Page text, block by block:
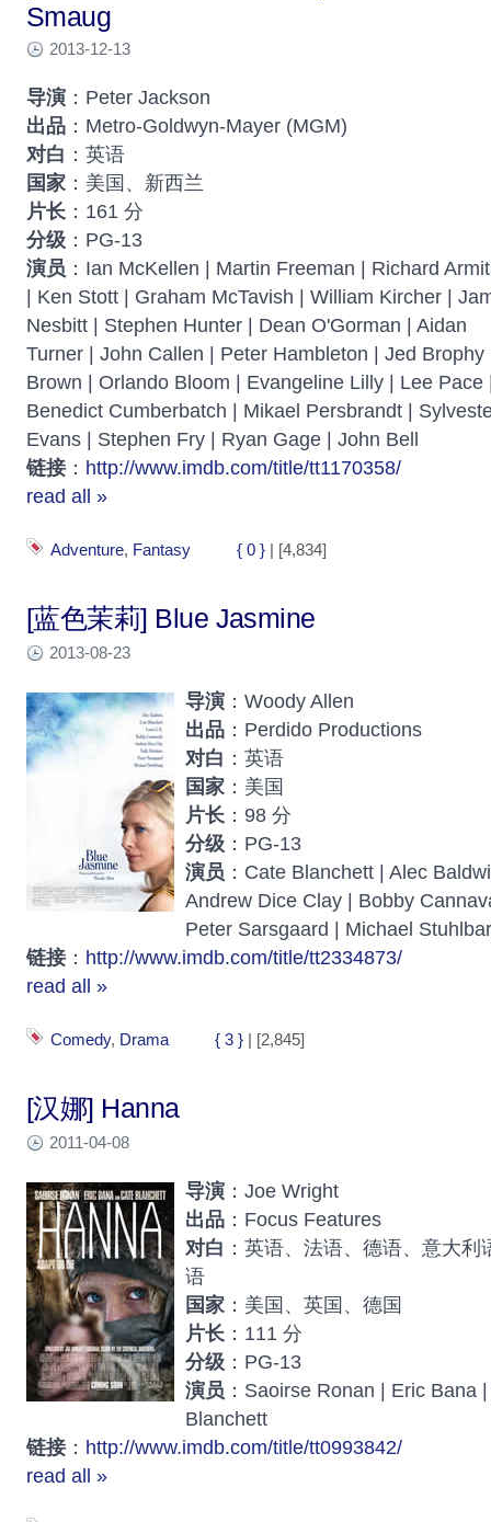
Smaug
2013-12-13
导演 ：Peter Jackson
出品 ：Metro-Goldwyn-Mayer (MGM)
对白 ：英语
国家 ：美国、新西兰
片长 ：161 分
分级 ：PG-13
演员 ：Ian McKellen | Martin Freeman | Richard
| Ken Stott | Graham McTavish | William Kircher |
Nesbitt | Stephen Hunter | Dean O'Gorman | Aidan
Turner | John Callen | Peter Hambleton | Jed
Brown | Orlando Bloom | Evangeline Lilly | Lee
Benedict Cumberbatch | Mikael Persbrandt |
Evans | Stephen Fry | Ryan Gage | John Bell
链接 ： http://www.imdb.com/title/tt1170358/
read all »
Adventure, Fantasy { 0 } | [4,834]
[蓝色茉莉] Blue Jasmine
2013-08-23
导演 ：Woody Allen
出品 ：Perdido Productions
对白 ：英语
国家 ：美国
片长 ：98 分
分级 ：PG-13
演员 ：Cate Blanchett | Alec
Andrew Dice Clay | Bobby
Peter Sarsgaard | Michael
链接 ： http://www.imdb.com/title/tt2334873/
read all »
Comedy, Drama { 3 } | [2,845]
[汉娜] Hanna
2011-04-08
导演 ：Joe Wright
出品 ：Focus Features
对白 ：英语、法语、德语、意大
语
国家 ：美国、英国、德国
片长 ：111 分
分级 ：PG-13
演员 ：Saoirse Ronan | Eric Bana
Blanchett
链接 ： http://www.imdb.com/title/tt0993842/
read all »